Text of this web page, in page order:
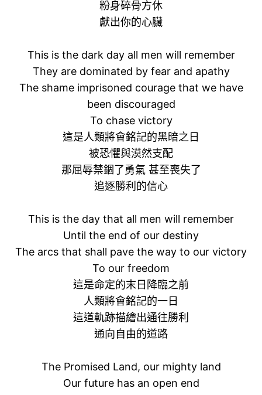
粉身碎骨方休
獻出你的心臟
This is the dark day all men will remember
They are dominated by fear and apathy
The shame imprisoned courage that we have
been discouraged
To chase victory
這是人類將會銘記的黑暗之日
被恐懼與漠然支配
那屈辱禁錮了勇氣 甚至喪失了
追逐勝利的信心
This is the day that all men will remember
Until the end of our destiny
The arcs that shall pave the way to our victory
To our freedom
這是命定的末日降臨之前
人類將會銘記的一日
這道軌跡描繪出通往勝利
通向自由的道路
The Promised Land, our mighty land
Our future has an open end